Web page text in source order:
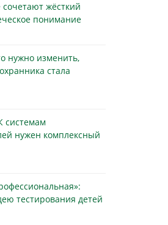
жёсткий
понимание
нужно изменить,
стала
системам
нужен комплексный
тестирования детей